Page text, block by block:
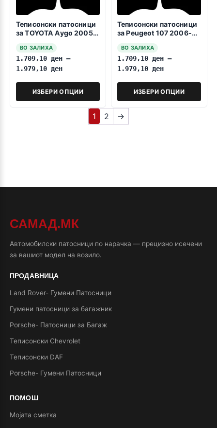
Теписонски патосници
за TOYOTA Aygo 2005-
ВО ЗАЛИХА
1.709,10 ден –
1.979,10 ден
ИЗБЕРИ ОПЦИИ
Теписонски патосници
за Peugeot 107 2006-
ВО ЗАЛИХА
1.709,10 ден –
1.979,10 ден
ИЗБЕРИ ОПЦИИ
1 2 →
САМАД.МК
Автомобилски патосници по нарачка — прецизно исечени
за вашиот модел на возило.
ПРОДАВНИЦА
Land Rover- Гумени Патосници
Гумени патосници за багажник
Porsche- Патосници за Багаж
Теписонски Chevrolet
Теписонски DAF
Porsche- Гумени Патосници
ПОМОШ
Мојата сметка